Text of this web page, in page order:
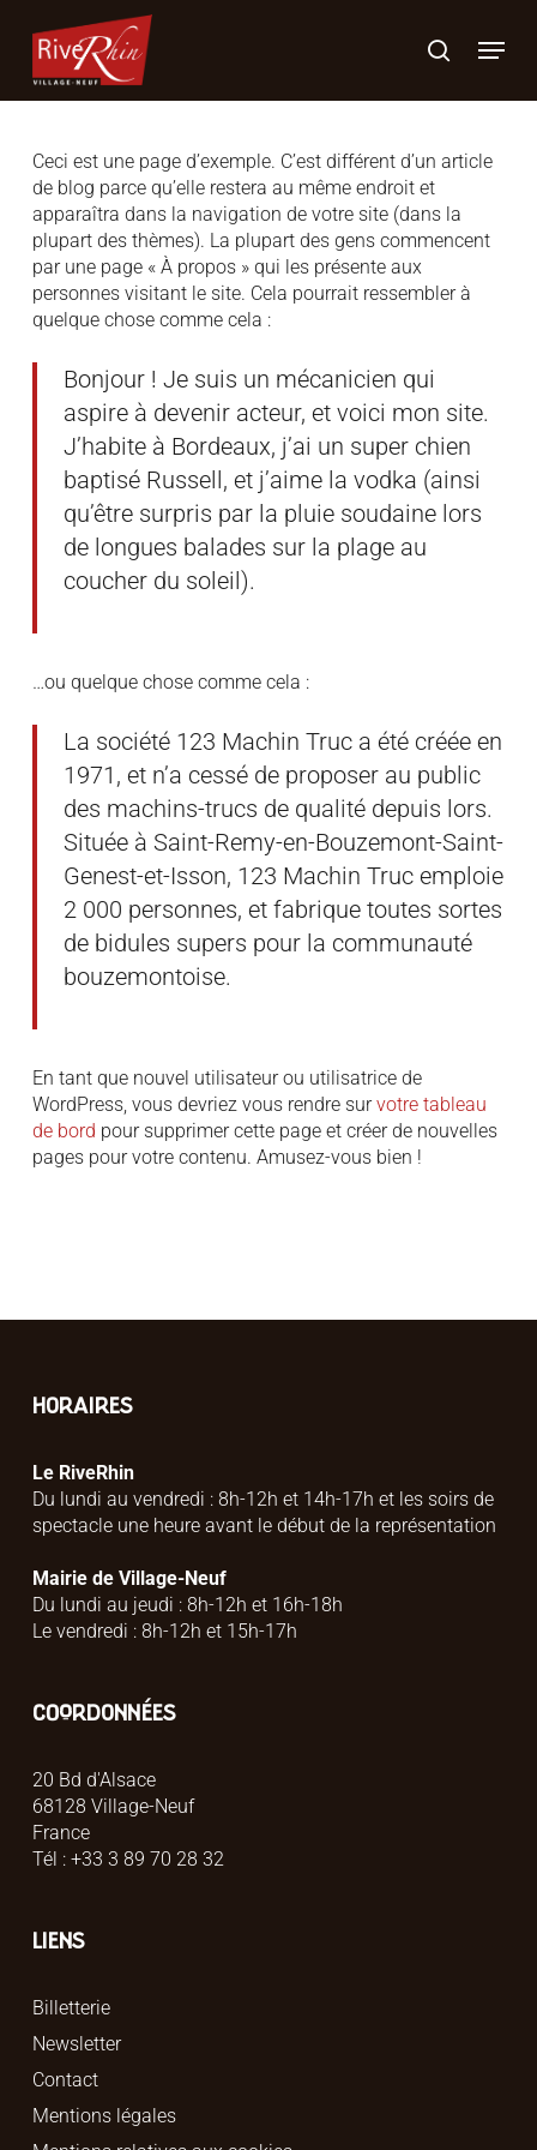
main
content
search
Menu
Ceci est une page d’exemple. C’est différent d’un article
de blog parce qu’elle restera au même endroit et
apparaîtra dans la navigation de votre site (dans la
plupart des thèmes). La plupart des gens commencent
par une page « À propos » qui les présente aux
personnes visitant le site. Cela pourrait ressembler à
quelque chose comme cela :
Bonjour ! Je suis un mécanicien qui
aspire à devenir acteur, et voici mon site.
J’habite à Bordeaux, j’ai un super chien
baptisé Russell, et j’aime la vodka (ainsi
qu’être surpris par la pluie soudaine lors
de longues balades sur la plage au
coucher du soleil).
…ou quelque chose comme cela :
La société 123 Machin Truc a été créée en
1971, et n’a cessé de proposer au public
des machins-trucs de qualité depuis lors.
Située à Saint-Remy-en-Bouzemont-Saint-
Genest-et-Isson, 123 Machin Truc emploie
2 000 personnes, et fabrique toutes sortes
de bidules supers pour la communauté
bouzemontoise.
En tant que nouvel utilisateur ou utilisatrice de
WordPress, vous devriez vous rendre survotre tableau
de bord pour supprimer cette page et créer de nouvelles
pages pour votre contenu. Amusez-vous bien !
HORAIRES
Le RiveRhin
Du lundi au vendredi : 8h-12h et 14h-17h et les soirs de
spectacle une heure avant le début de la représentation
Mairie de Village-Neuf
Du lundi au jeudi : 8h-12h et 16h-18h
Le vendredi : 8h-12h et 15h-17h
COORDONNÉES
20 Bd d'Alsace
68128 Village-Neuf
France
Tél : +33 3 89 70 28 32
LIENS
Billetterie
Newsletter
Contact
Mentions légales